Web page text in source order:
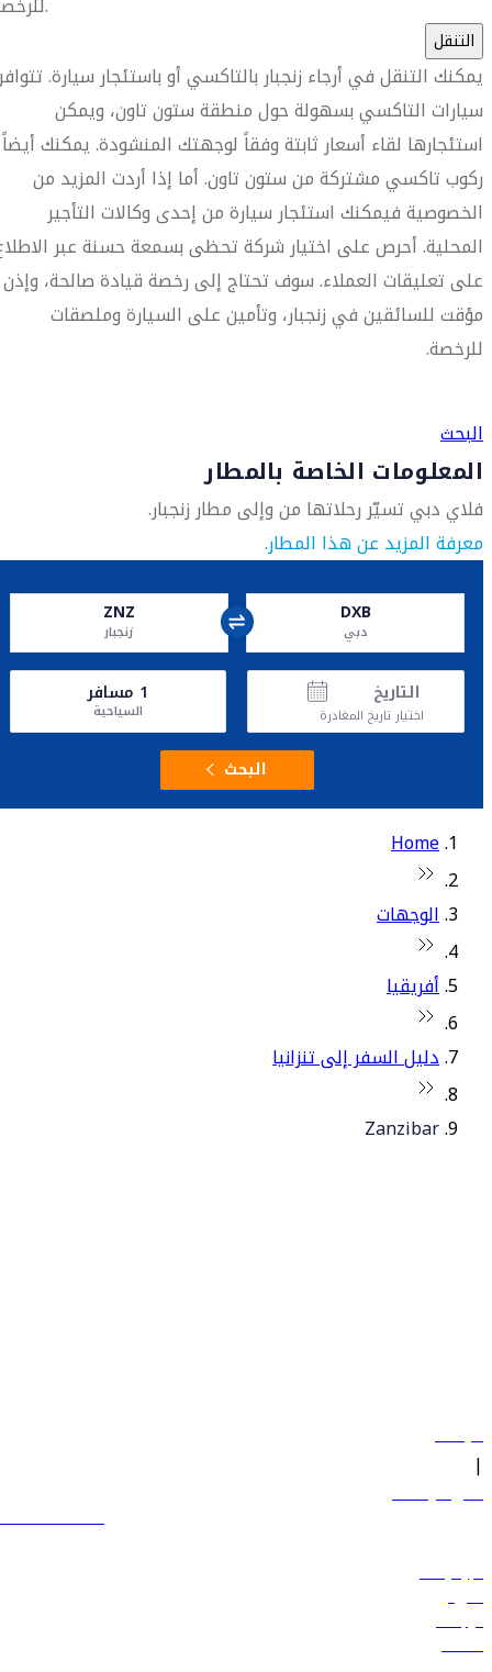
التنقل
يمكنك التنقل في أرجاء زنجبار بالتاكسي أو باستئجار سيارة.
سيارات التاكسي بسهولة حول منطقة ستون تاون، ويمكن
استئجارها لقاء أسعار ثابتة وفقاً لوجهتك المنشودة. يمكنك أيضاً
ركوب تاكسي مشتركة من ستون تاون. أما إذا أردت المزيد من
الخصوصية فيمكنك استئجار سيارة من إحدى وكالات التأجير
المحلية. أحرص على اختيار شركة تحظى بسمعة حسنة عبر
على تعليقات العملاء. سوف تحتاج إلى رخصة قيادة صالحة، وإذن
مؤقت للسائقين في زنجبار، وتأمين على السيارة وملصقات
للرخصة.
البحث
المعلومات الخاصة بالمطار
فلاي دبي تسيّر رحلاتها من وإلى مطار زنجبار.
معرفة المزيد عن هذا المطار.
DXB
دبي
ZNZ
زنجبار
التاريخ
اختيار تاريخ المغادرة
1 مسافر
السياحية
البحث
Home
الوجهات
أفريقيا
دليل السفر إلى تنزانيا
Zanzibar
سياساتنا
|
الشروط والأحكام
600 544 445
حجز الرحلات
العروض
الوجهات
الأمتعة